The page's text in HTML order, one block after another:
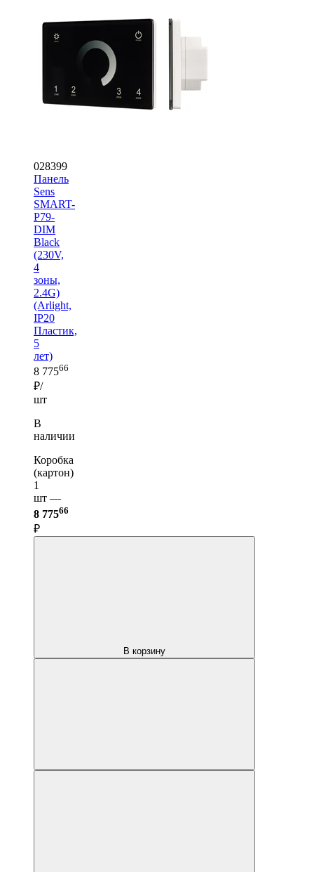
028399
Панель
Sens
SMART-
P79-
DIM
Black
(230V,
4
зоны,
2.4G)
(Arlight,
IP20
Пластик,
5
лет)
8 77566
₽/
шт
В
наличии
Коробка
(картон)
1
шт —
8 77566
₽
В корзину